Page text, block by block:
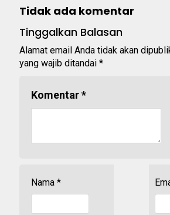
Tidak ada komentar
Tinggalkan Balasan
Alamat email Anda tidak akan
yang wajib ditandai *
Komentar*
Nama *